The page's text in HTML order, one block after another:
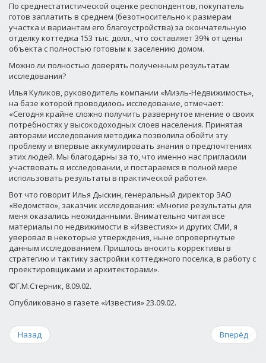
По среднестатистической оценке респондентов, покупатель
готов заплатить в среднем (безотносительно к размерам
участка и вариантам его благоустройства) за окончательную
отделку коттеджа 153 тыс. долл., что составляет 39% от цены
объекта с полностью готовым к заселению домом.
Можно ли полностью доверять полученным результатам
исследования?
Илья Куликов, руководитель компании «Миэль-Недвижимость»,
на базе которой проводилось исследование, отмечает:
«Сегодня крайне сложно получить развернутое мнение о своих
потребностях у высокодоходных слоев населения. Принятая
авторами исследования методика позволила обойти эту
проблему и впервые аккумулировать знания о предпочтениях
этих людей. Мы благодарны за то, что именно нас пригласили
участвовать в исследовании, и постараемся в полной мере
использовать результаты в практической работе».
Вот что говорит Илья Дыскин, генеральный директор ЗАО
«Ведомство», заказчик исследования: «Многие результаты для
меня оказались неожиданными. Внимательно читая все
материалы по недвижимости в «Известиях» и других СМИ, я
уверовал в некоторые утверждения, ныне опровергнутые
данным исследованием. Пришлось вносить коррективы в
стратегию и тактику застройки коттеджного поселка, в работу с
проектировщиками и архитекторами».
©Г.М.Стерник, 8.09.02.
Опубликовано в газете «Известия» 23.09.02.
Назад Вперёд